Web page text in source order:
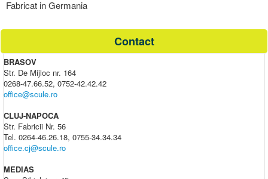
Fabricat in Germania
Contact
BRASOV
Str. De Mijloc nr. 164
0268-47.66.52, 0752-42.42.42
office@scule.ro
CLUJ-NAPOCA
Str. Fabricii Nr. 56
Tel. 0264-46.26.18, 0755-34.34.34
office.cj@scule.ro
MEDIAS